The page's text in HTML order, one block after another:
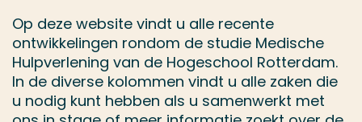
Op deze website vindt u alle recente
ontwikkelingen rondom de studie Medische
Hulpverlening van de Hogeschool Rotterdam.
In de diverse kolommen vindt u alle zaken die
u nodig kunt hebben als u samenwerkt met